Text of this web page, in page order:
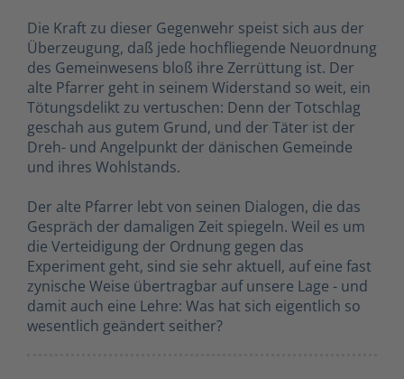
Die Kraft zu dieser Gegenwehr speist sich aus der
Überzeugung, daß jede hochfliegende Neuordnung
des Gemeinwesens bloß ihre Zerrüttung ist. Der
alte Pfarrer geht in seinem Widerstand so weit, ein
Tötungsdelikt zu vertuschen: Denn der Totschlag
geschah aus gutem Grund, und der Täter ist der
Dreh- und Angelpunkt der dänischen Gemeinde
und ihres Wohlstands.
Der alte Pfarrer lebt von seinen Dialogen, die das
Gespräch der damaligen Zeit spiegeln. Weil es um
die Verteidigung der Ordnung gegen das
Experiment geht, sind sie sehr aktuell, auf eine fast
zynische Weise übertragbar auf unsere Lage - und
damit auch eine Lehre: Was hat sich eigentlich so
wesentlich geändert seither?